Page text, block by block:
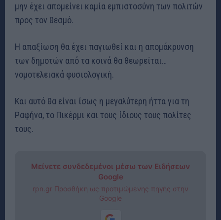
μην έχει απομείνει καμία εμπιστοσύνη των πολιτών
προς τον θεσμό.
Η απαξίωση θα έχει παγιωθεί και η απομάκρυνση
των δημοτών από τα κοινά θα θεωρείται…
νομοτελειακά φυσιολογική.
Και αυτό θα είναι ίσως η μεγαλύτερη ήττα για τη
Ραφήνα, το Πικέρμι και τους ίδιους τους πολίτες
τους.
Μείνετε συνδεδεμένοι μέσω των Ειδήσεων
Google
rpn.gr Προσθήκη ως προτιμώμενης πηγής στην
Google